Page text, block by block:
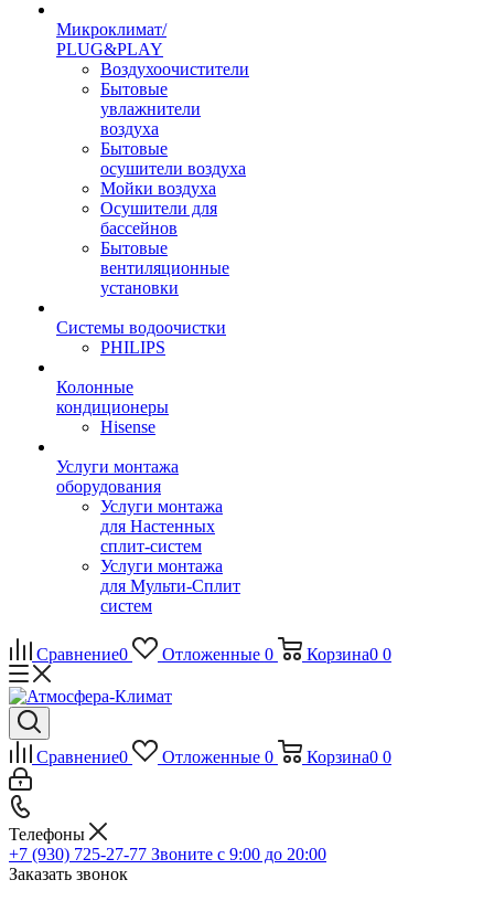
Микроклимат/
PLUG&PLAY
Воздухоочистители
Бытовые
увлажнители
воздуха
Бытовые
осушители воздуха
Мойки воздуха
Осушители для
бассейнов
Бытовые
вентиляционные
установки
Системы водоочистки
PHILIPS
Колонные
кондиционеры
Hisense
Услуги монтажа
оборудования
Услуги монтажа
для Настенных
сплит-систем
Услуги монтажа
для Мульти-Сплит
систем
Сравнение0 Отложенные 0 Корзина0 0
Сравнение0 Отложенные 0 Корзина0 0
Телефоны
+7 (930) 725-27-77 Звоните с 9:00 до 20:00
Заказать звонок